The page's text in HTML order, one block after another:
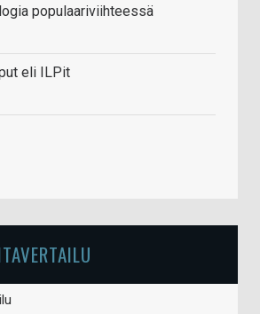
populaariviihteessä
eli ILPit